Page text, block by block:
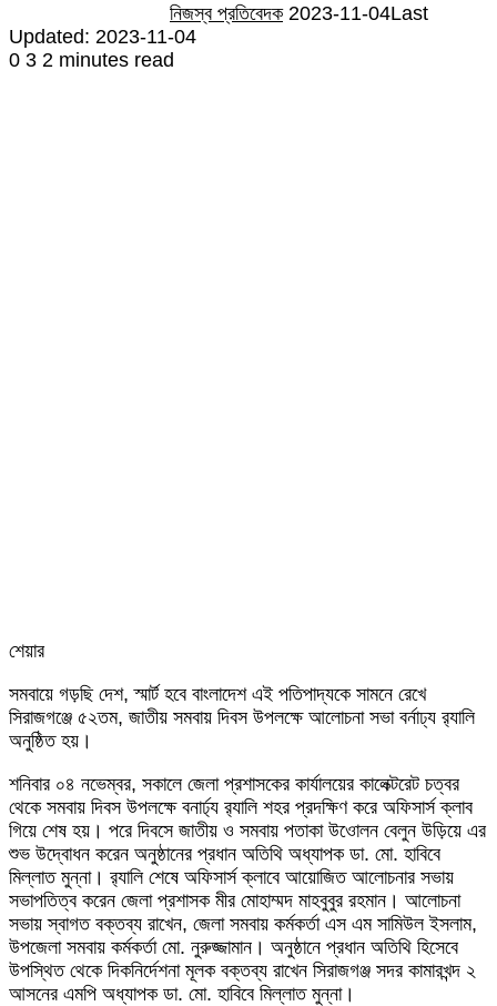
নিজস্ব প্রতিবেদক 2023-11-04Last
Updated: 2023-11-04
0 3 2 minutes read
শেয়ার
via
Email
সমবায়ে গড়ছি দেশ, স্মার্ট হবে বাংলাদেশ এই পতিপাদ্যকে সামনে রেখে
সিরাজগঞ্জে ৫২তম, জাতীয় সমবায় দিবস উপলক্ষে আলোচনা সভা বর্নাঢ্য র‌্যালি
অনুষ্ঠিত হয়।
শনিবার ০৪ নভেম্বর, সকালে জেলা প্রশাসকের কার্যালয়ের কালেক্টরেট চত্বর
থেকে সমবায় দিবস উপলক্ষে বনার্ঢ্য র‌্যালি শহর প্রদক্ষিণ করে অফিসার্স ক্লাব
গিয়ে শেষ হয়। পরে দিবসে জাতীয় ও সমবায় পতাকা উওোলন বেলুন উড়িয়ে এর
শুভ উদ্বোধন করেন অনুষ্ঠানের প্রধান অতিথি অধ্যাপক ডা. মো. হাবিবে
মিল্লাত মুন্না। র‌্যালি শেষে অফিসার্স ক্লাবে আয়োজিত আলোচনার সভায়
সভাপতিত্ব করেন জেলা প্রশাসক মীর মোহাম্মদ মাহবুবুর রহমান। আলোচনা
সভায় স্বাগত বক্তব্য রাখেন, জেলা সমবায় কর্মকর্তা এস এম সামিউল ইসলাম,
উপজেলা সমবায় কর্মকর্তা মো. নুরুজ্জামান। অনুষ্ঠানে প্রধান অতিথি হিসেবে
উপস্থিত থেকে দিকনির্দেশনা মূলক বক্তব্য রাখেন সিরাজগঞ্জ সদর কামারখন্দ ২
আসনের এমপি অধ্যাপক ডা. মো. হাবিবে মিল্লাত মুন্না।